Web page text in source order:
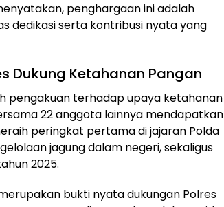
penghargaan ini adalah
dedikasi serta kontribusi nyata yang
Dukung Ketahanan Pangan
pengakuan terhadap upaya ketahanan
22 anggota lainnya mendapatkan
peringkat pertama di jajaran Polda
jagung dalam negeri, sekaligus
2025.
bukti nyata dukungan Polres